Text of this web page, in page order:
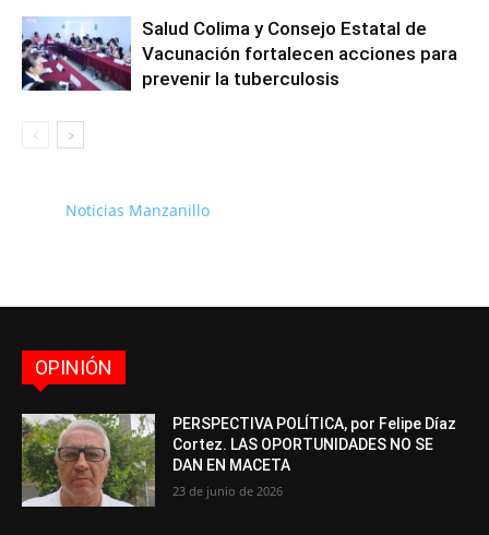
Salud Colima y Consejo Estatal de
Vacunación fortalecen acciones para
prevenir la tuberculosis
Noticias Manzanillo
OPINIÓN
PERSPECTIVA POLÍTICA, por Felipe Díaz
Cortez. LAS OPORTUNIDADES NO SE
DAN EN MACETA
23 de junio de 2026